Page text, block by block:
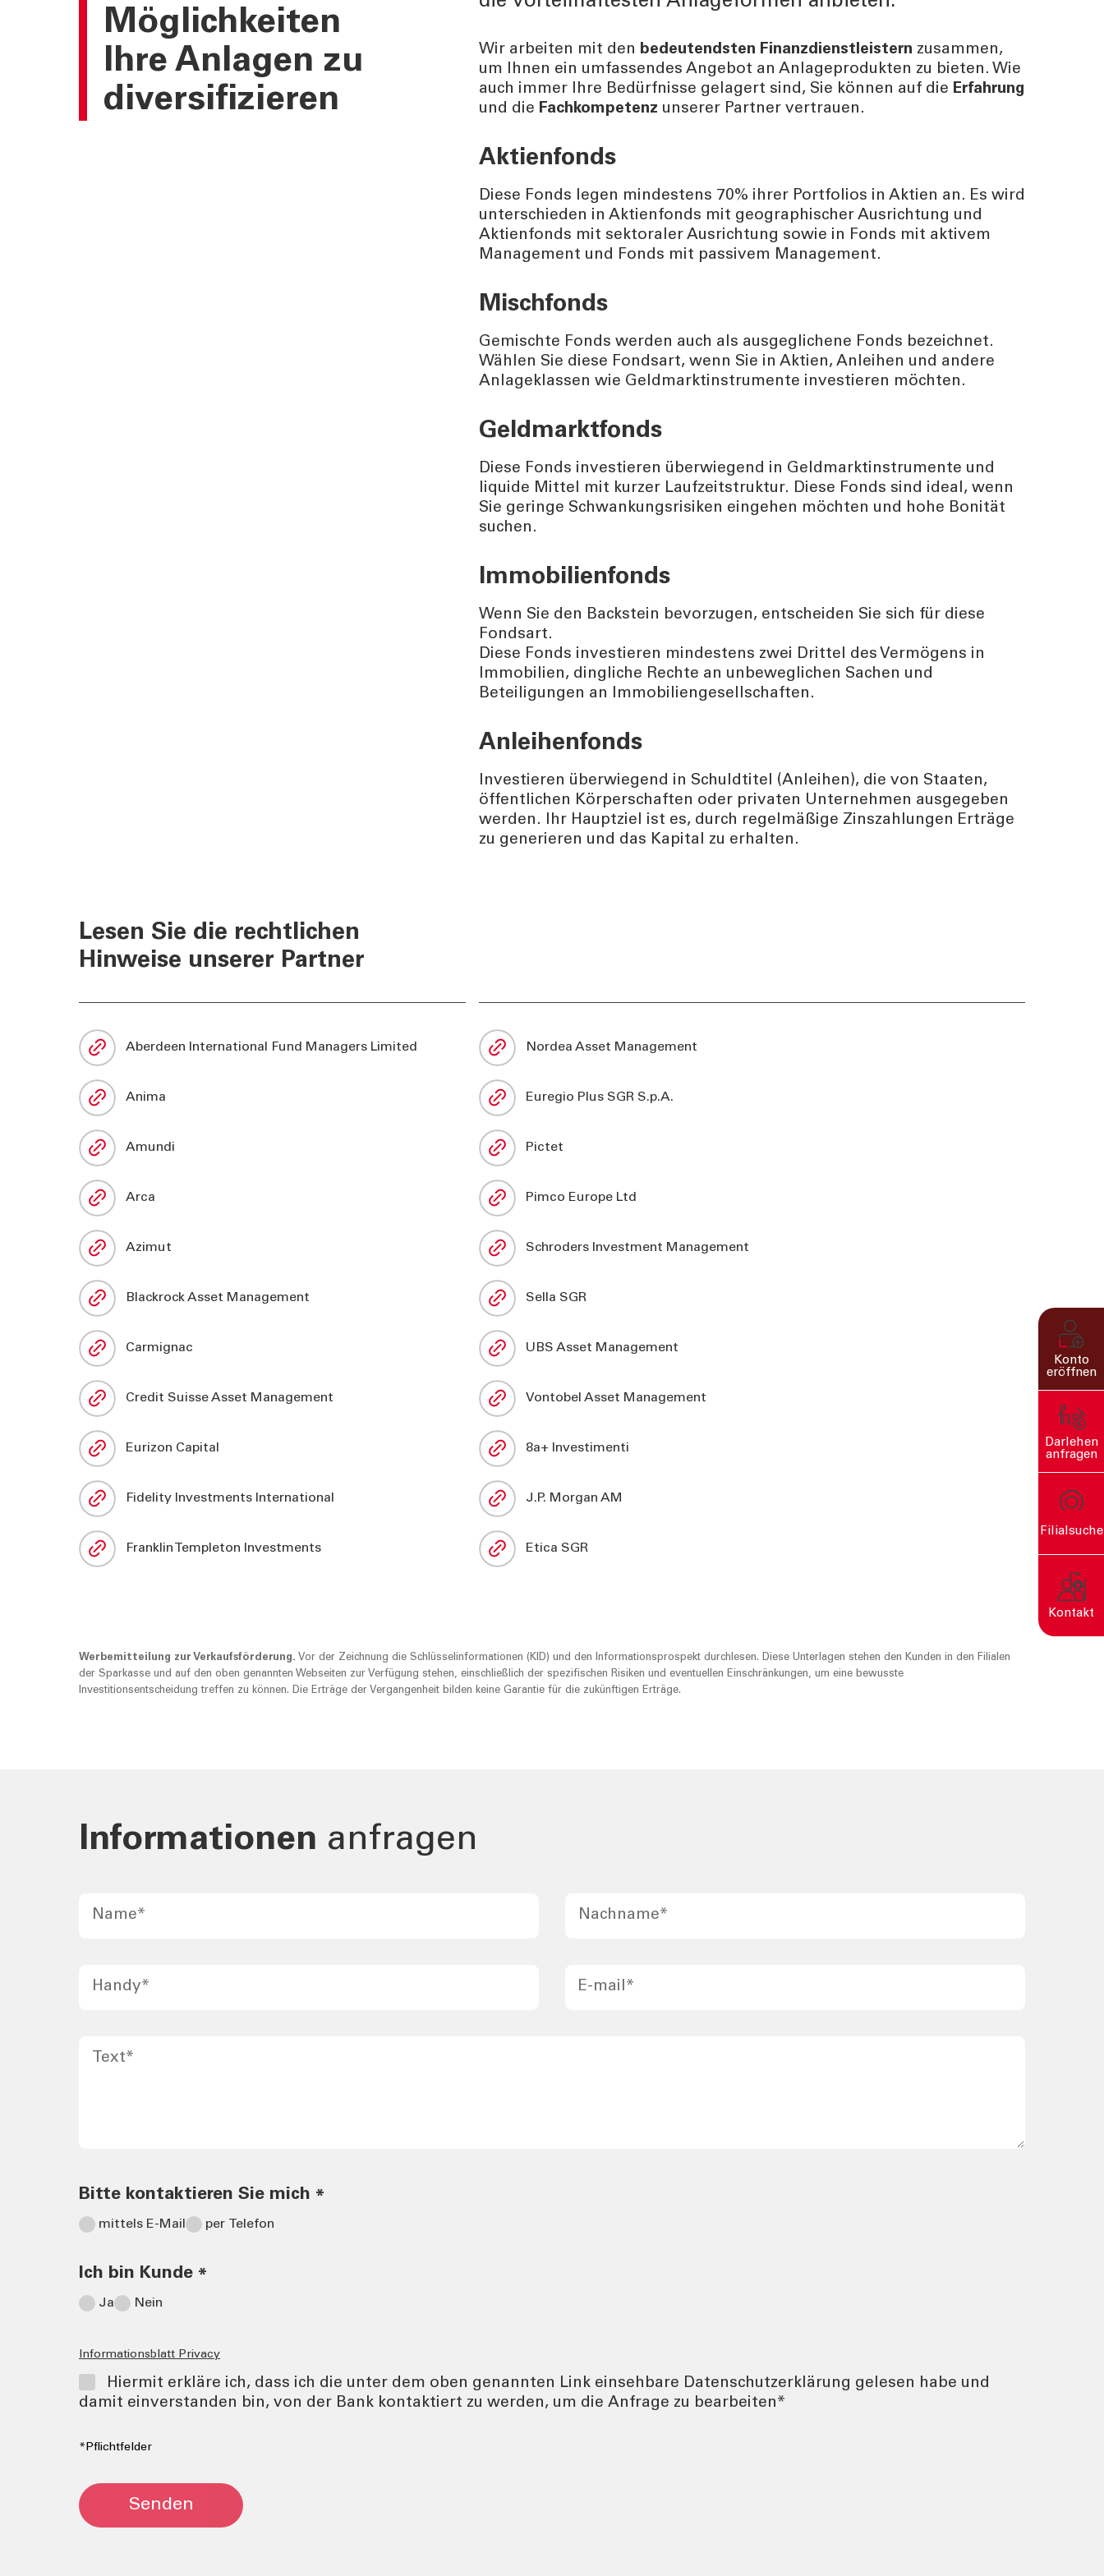
Darlehensrate berechnen
News, Events und Stories
Informationen
Tel:
800378378
Mo-Fr:08:00-22:00
Konto
eröffnen
Darlehen
anfragen
Filialsuche
Kontakt
Möglichkeiten
Ihre Anlagen zu
diversifizieren
Wir arbeiten mit den bedeutendsten Finanzdienstleistern zusammen,
um Ihnen ein umfassendes Angebot an Anlageprodukten zu bieten. Wie
auch immer Ihre Bedürfnisse gelagert sind, Sie können auf die Erfahrung
und die Fachkompetenz unserer Partner vertrauen.
Aktienfonds
Diese Fonds legen mindestens 70% ihrer Portfolios in Aktien an. Es wird
unterschieden in Aktienfonds mit geographischer Ausrichtung und
Aktienfonds mit sektoraler Ausrichtung sowie in Fonds mit aktivem
Management und Fonds mit passivem Management.
Mischfonds
Gemischte Fonds werden auch als ausgeglichene Fonds bezeichnet.
Wählen Sie diese Fondsart, wenn Sie in Aktien, Anleihen und andere
Anlageklassen wie Geldmarktinstrumente investieren möchten.
Geldmarktfonds
Diese Fonds investieren überwiegend in Geldmarktinstrumente und
liquide Mittel mit kurzer Laufzeitstruktur. Diese Fonds sind ideal, wenn
Sie geringe Schwankungsrisiken eingehen möchten und hohe Bonität
suchen.
Immobilienfonds
Wenn Sie den Backstein bevorzugen, entscheiden Sie sich für diese
Fondsart.
Diese Fonds investieren mindestens zwei Drittel des Vermögens in
Immobilien, dingliche Rechte an unbeweglichen Sachen und
Beteiligungen an Immobiliengesellschaften.
Anleihenfonds
Investieren überwiegend in Schuldtitel (Anleihen), die von Staaten,
öffentlichen Körperschaften oder privaten Unternehmen ausgegeben
werden. Ihr Hauptziel ist es, durch regelmäßige Zinszahlungen Erträge
zu generieren und das Kapital zu erhalten.
Lesen Sie die rechtlichen
Hinweise unserer Partner
Aberdeen International Fund Managers Limited
Anima
Amundi
Arca
Azimut
Blackrock Asset Management
Carmignac
Credit Suisse Asset Management
Eurizon Capital
Fidelity Investments International
Franklin Templeton Investments
Nordea Asset Management
Euregio Plus SGR S.p.A.
Pictet
Pimco Europe Ltd
Schroders Investment Management
Sella SGR
UBS Asset Management
Vontobel Asset Management
8a+ Investimenti
J.P. Morgan AM
Etica SGR
Werbemitteilung zur Verkaufsförderung. Vor der Zeichnung die Schlüsselinformationen (KID) und den Informationsprospekt durchlesen. Diese Unterlagen stehen den Kunden in den Filialen
der Sparkasse und auf den oben genannten Webseiten zur Verfügung stehen, einschließlich der spezifischen Risiken und eventuellen Einschränkungen, um eine bewusste
Investitionsentscheidung treffen zu können. Die Erträge der Vergangenheit bilden keine Garantie für die zukünftigen Erträge.
Informationen anfragen
Name* Nachname*
Handy* E-mail*
Text*
Bitte kontaktieren Sie mich *
mittels E-Mail per Telefon
Ich bin Kunde *
Ja Nein
Informationsblatt Privacy
Hiermit erkläre ich, dass ich die unter dem oben genannten Link einsehbare Datenschutzerklärung gelesen habe und
damit einverstanden bin, von der Bank kontaktiert zu werden, um die Anfrage zu bearbeiten*
*Pflichtfelder
Senden